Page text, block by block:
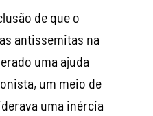
de que o
antissemitas na
uma ajuda
um meio de
uma inércia